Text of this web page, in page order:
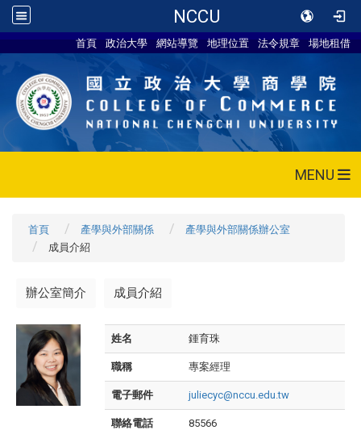
NCCU
首頁 政治大學 網站導覽 地理位置 法令規章 場地租借
MENU
首頁 產學與外部關係
產學與外部關係辦公室
成員介紹
辦公室簡介 成員介紹
姓名 鍾育珠
職稱 專案經理
電子郵件 juliecyc@nccu.edu.tw
聯絡電話 85566